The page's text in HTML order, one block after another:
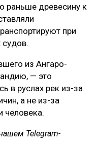
раньше древесину к
при
из Ангаро-
— это
в руслах рек из-за
а не из-за
человека.
Telegram-